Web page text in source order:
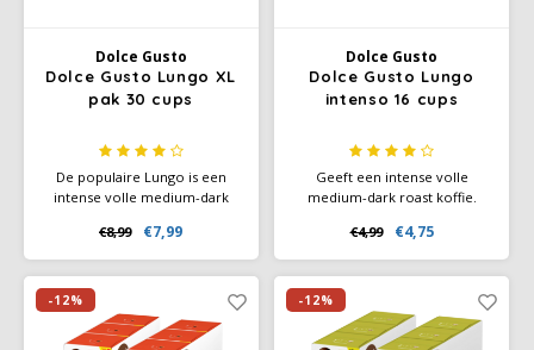
Flaronis - Domino
Gimoka
Mövenpick
Swisso Kaffee
Dolce Gusto
Dolce Gusto Lungo XL
pak 30 cups
De populaire Lungo is een
intense volle medium-dark
aroma's en een rijke
cremalaag. Ervaar de
complexe smaak van koffie
met een subtiele hint van
zwarte bessen.
€8,99 €7,99
Dolce Gusto
Dolce Gusto Lungo
intenso 16 cups
Geeft een intense volle
medium-dark roast koffie.
chocolade en graan smaken
die uitstekend samen,
eventueel een scheut melk
toevoegen voor een zachtere
maar nog steeds intense
smaak.
€4,99 €4,75
-12% -12%